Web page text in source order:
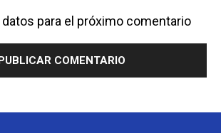
datos para el próximo comentario